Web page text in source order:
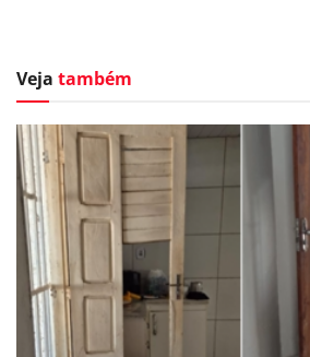
Veja também